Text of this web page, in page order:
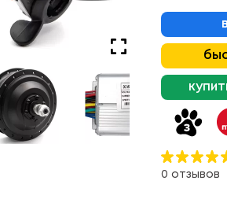
0 отзывов